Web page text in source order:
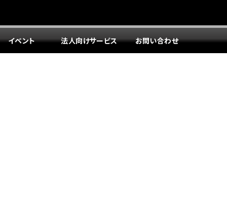
イベント 法人向けサービス お問い合わせ